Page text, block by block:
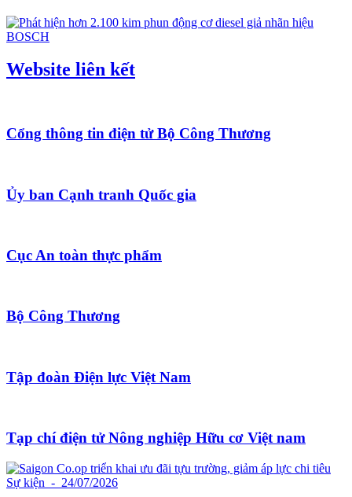
Website liên kết
Cổng thông tin điện tử Bộ Công Thương
Ủy ban Cạnh tranh Quốc gia
Cục An toàn thực phẩm
Bộ Công Thương
Tập đoàn Điện lực Việt Nam
Tạp chí điện tử Nông nghiệp Hữu cơ Việt nam
Sự kiện - 24/07/2026